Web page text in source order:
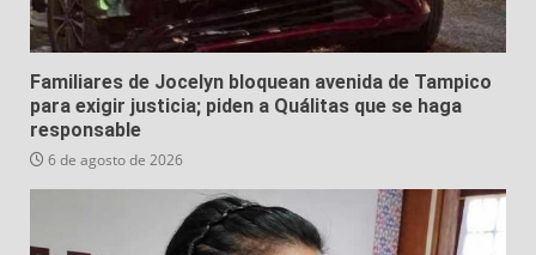
Familiares de Jocelyn bloquean avenida de Tampico
para exigir justicia; piden a Quálitas que se haga
responsable
6 de agosto de 2026